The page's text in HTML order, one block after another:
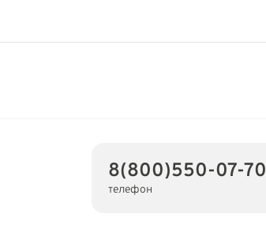
8(800)550-07-70
телефон